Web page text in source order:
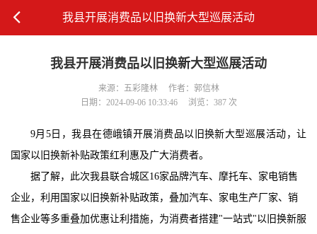
我县开展消费品以旧换新大型巡展活动
我县开展消费品以旧换新大型巡展活动
来源：五彩隆林
作者：郭信林
日期：2024-09-06 10:33:46
浏览：387 次
9月5日，我县在德峨镇开展消费品以旧换新大型巡展活动， 让
国家以旧换新补贴政策红利惠及广大消费者。
据了解，此次我县联合城区16家品牌汽车、摩托车、家电销售
企业，利用国家以旧换新补贴政策，叠加汽车、家电生产厂家、销
售企业等多重叠加优惠让利措施，为消费者搭建"一站式"以旧换新服